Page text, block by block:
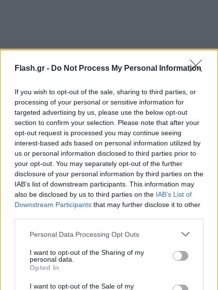
Flash.gr - Do Not Process My Personal Information
If you wish to opt-out of the sale, sharing to third parties, or
processing of your personal or sensitive information for
targeted advertising by us, please use the below opt-out
section to confirm your selection. Please note that after your
opt-out request is processed you may continue seeing
interest-based ads based on personal information utilized by
us or personal information disclosed to third parties prior to
your opt-out. You may separately opt-out of the further
disclosure of your personal information by third parties on the
IAB’s list of downstream participants. This information may
also be disclosed by us to third parties on the IAB’s List of
Downstream Participants that may further disclose it to other
Please note that this website/app uses one or more Google
not limited to your visit or usage behaviour. You may click to
grant or deny consent to Google and its third-party tags to
use your data for below specified purposes in below Google
consent section.
Personal Data Processing Opt Outs
I want to opt-out of the Sharing of my
personal data.
Opted In
I want to opt-out of the Sale of my
FLASH FOCUS